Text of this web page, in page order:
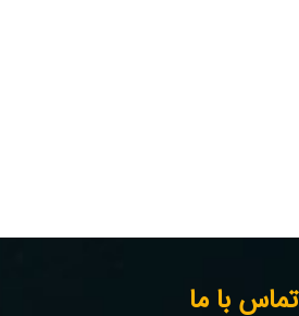
تماس با ما